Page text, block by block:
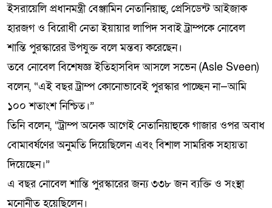
ইসরায়েলি প্রধানমন্ত্রী বেঞ্জামিন নেতানিয়াহু, প্রেসিডেন্ট আইজাক
হারজগ ও বিরোধী নেতা ইয়ায়ার লাপিদ সবাই ট্রাম্পকে নোবেল
শান্তি পুরস্কারের উপযুক্ত বলে মন্তব্য করেছেন।
তবে নোবেল বিশেষজ্ঞ ইতিহাসবিদ আসলে সভেন (Asle Sveen)
বলেন, “এই বছর ট্রাম্প কোনোভাবেই পুরস্কার পাচ্ছেন না—আমি
১০০ শতাংশ নিশ্চিত।”
তিনি বলেন, “ট্রাম্প অনেক আগেই নেতানিয়াহুকে গাজার ওপর অবাধ
বোমাবর্ষণের অনুমতি দিয়েছিলেন এবং বিশাল সামরিক সহায়তা
দিয়েছেন।”
এ বছর নোবেল শান্তি পুরস্কারের জন্য ৩৩৮ জন ব্যক্তি ও সংস্থা
মনোনীত হয়েছিলেন।